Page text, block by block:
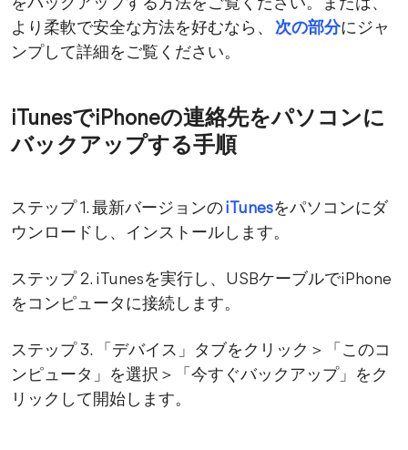
をバックアップする方法をご覧ください。または、
より柔軟で安全な方法を好むなら、
次の部分にジャ
ンプして詳細をご覧ください。
iTunesでiPhoneの連絡先をパソコンに
バックアップする手順
ステップ 1. 最新バージョンのiTunesをパソコンにダ
ウンロードし、インストールします。
ステップ 2. iTunesを実行し、USBケーブルでiPhone
をコンピュータに接続します。
ステップ 3. 「デバイス」タブをクリック＞「このコ
ンピュータ」を選択＞「今すぐバックアップ」をク
リックして開始します。